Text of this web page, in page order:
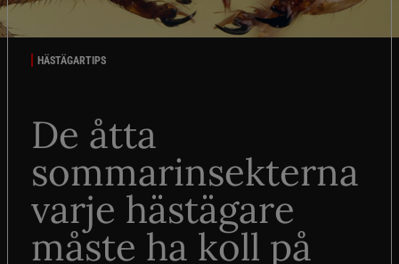
HÄSTÄGARTIPS
De åtta
sommarinsekterna
varje hästägare
måste ha koll på